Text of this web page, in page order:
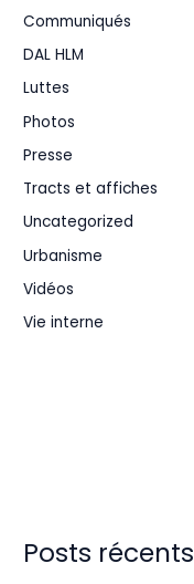
Communiqués
DAL HLM
Luttes
Photos
Presse
Tracts et affiches
Uncategorized
Urbanisme
Vidéos
Vie interne
Posts récents